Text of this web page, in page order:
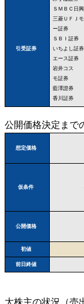
引受証券
ＳＭＢＣ日
三菱ＵＦＪ
ー証券
ＳＢＩ証券
いちよし証券
エース証券
岩井コス
モ証券
藍澤證券
香川証券
公開価格決定まで
想定価格
仮条件
公開価格
初値
前日終値
大株主の状況（売